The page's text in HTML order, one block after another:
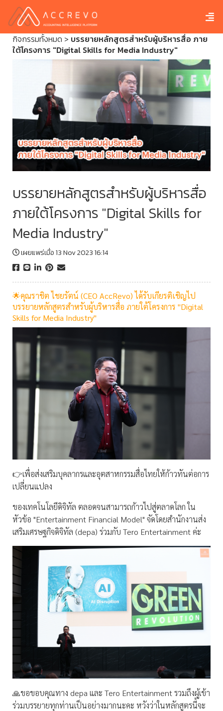
กิจกรรมทั้งหมด > บรรยายหลักสูตรสำหรับผู้บริหารสื่อ ภาย
ใต้โครงการ "Digital Skills for Media Industry"
บรรยายหลักสูตรสำหรับผู้บริหารสื่อ
ภายใต้โครงการ "Digital Skills for
Media Industry"
เผยแพร่เมื่อ 13 Nov 2023 16:14
🌟คุณราชิต ไชยรัตน์ (CEO AccRevo) ได้รับเกียรติเชิญไป
บรรยายหลักสูตรสำหรับผู้บริหารสื่อ ภายใต้โครงการ "Digital
Skills for Media Industry"
👉เพื่อส่งเสริมบุคลากรและอุตสาหกรรมสื่อไทยให้ก้าวทันต่อการ
เปลี่ยนแปลง
ของเทคโนโลยีดิจิทัล ตลอดจนสามารถก้าวไปสู่ตลาดโลก ใน
หัวข้อ "Entertainment Financial Model" จัดโดยสำนักงานส่ง
เสริมเศรษฐกิจดิจิทัล (depa)​ ร่วมกับ Tero Entertainment ค่ะ
🙏ขอขอบคุณทาง depa และ Tero Entertainment รวมถึงผู้เข้า
ร่วมบรรยายทุกท่านเป็นอย่างมากนะคะ หวังว่าในหลักสูตรนี้จะ